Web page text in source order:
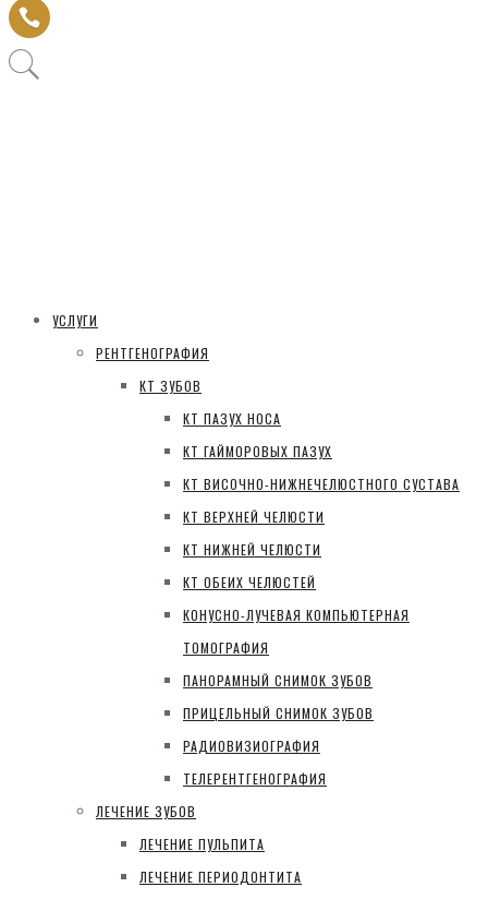
УСЛУГИ
РЕНТГЕНОГРАФИЯ
КТ ЗУБОВ
КТ ПАЗУХ НОСА
КТ ГАЙМОРОВЫХ ПАЗУХ
КТ ВИСОЧНО-НИЖНЕЧЕЛЮСТНОГО СУСТАВА
КТ ВЕРХНЕЙ ЧЕЛЮСТИ
КТ НИЖНЕЙ ЧЕЛЮСТИ
КТ ОБЕИХ ЧЕЛЮСТЕЙ
КОНУСНО-ЛУЧЕВАЯ КОМПЬЮТЕРНАЯ
ТОМОГРАФИЯ
ПАНОРАМНЫЙ СНИМОК ЗУБОВ
ПРИЦЕЛЬНЫЙ СНИМОК ЗУБОВ
РАДИОВИЗИОГРАФИЯ
ТЕЛЕРЕНТГЕНОГРАФИЯ
ЛЕЧЕНИЕ ЗУБОВ
ЛЕЧЕНИЕ ПУЛЬПИТА
ЛЕЧЕНИЕ ПЕРИОДОНТИТА